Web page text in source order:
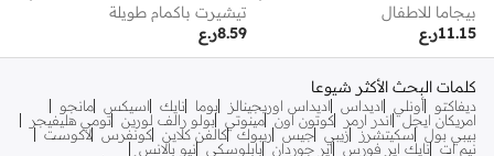
بيجاما للاطفال
ر.ع11.15
تيشيرت باكمام طويلة
ر.ع8.59
كلمات البحث الأكثر شيوعا
ديفاكتو أونلي اديداس اديداس اوريجينالز بوما نايك اسيكس مانجو
امريكان ايجل
اندر ارمر كوتون اون مينوتي بولو رالف لورين تومي هليفيجر
بيبي بول
سكيتشرز زيبي جيس ريبوك كالفن كلاين كونفرس لاكوست
نيم ات نايك اير فورس اير جوردان بابلوسكي نيو بالانس